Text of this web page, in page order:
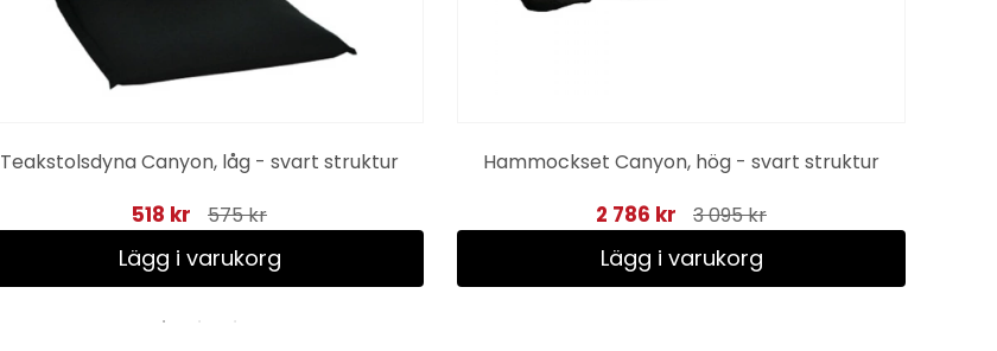
Teakstolsdyna Canyon, låg - svart struktur
518 kr 575 kr
Lägg i varukorg
Hammockset Canyon, hög - svart struktur
2 786 kr 3 095 kr
Lägg i varukorg